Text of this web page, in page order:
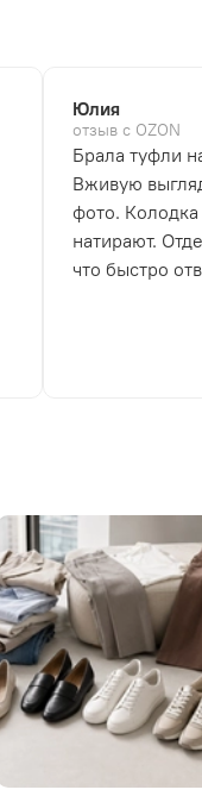
Юлия
отзыв с OZON
Брала туфли
Вживую
фото.
натирают.
что быстро